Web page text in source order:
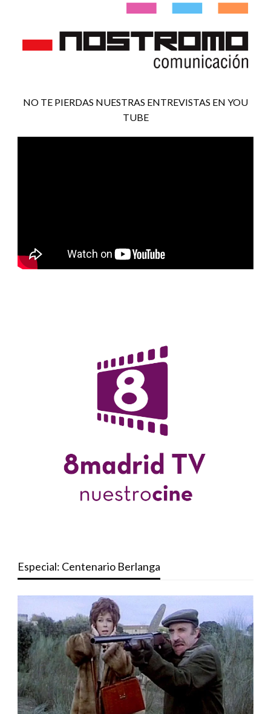
NO TE PIERDAS NUESTRAS ENTREVISTAS EN YOU
TUBE
Especial: Centenario Berlanga